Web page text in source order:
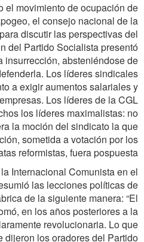
el movimiento de ocupación de
el consejo nacional de la
discutir las perspectivas del
del Partido Socialista presentó
insurrección, absteniéndose de
Los líderes sindicales
a exigir aumentos salariales y
Los líderes de la CGL
los líderes maximalistas: no
la moción del sindicato la que
sometida a votación por los
reformistas, fuera pospuesta.
Internacional Comunista en el
las lecciones políticas de
de la siguiente manera: “El
en los años posteriores a la
revolucionaria. Lo que
dijeron los oradores del Partido